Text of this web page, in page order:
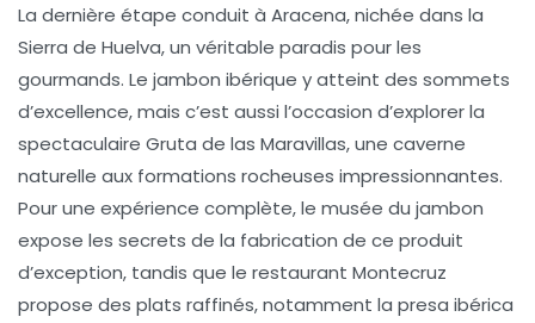
La dernière étape conduit à Aracena, nichée dans la
Sierra de Huelva, un véritable paradis pour les
gourmands. Le jambon ibérique y atteint des sommets
d’excellence, mais c’est aussi l’occasion d’explorer la
spectaculaire Gruta de las Maravillas, une caverne
naturelle aux formations rocheuses impressionnantes.
Pour une expérience complète, le musée du jambon
expose les secrets de la fabrication de ce produit
d’exception, tandis que le restaurant Montecruz
propose des plats raffinés, notamment la presa ibérica